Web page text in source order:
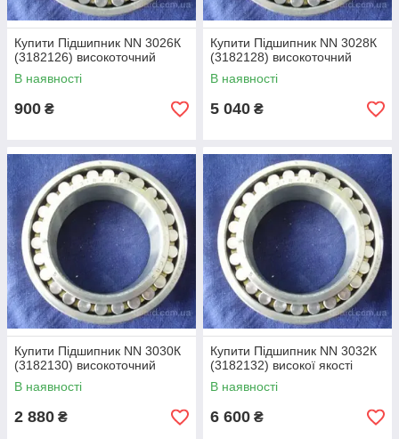
Купити Підшипник NN 3026К
(3182126) високоточний
В наявності
900 ₴
Купити Підшипник NN 3028К
(3182128) високоточний
В наявності
5 040 ₴
Купити Підшипник NN 3030К
(3182130) високоточний
В наявності
2 880 ₴
Купити Підшипник NN 3032К
(3182132) високої якості
В наявності
6 600 ₴